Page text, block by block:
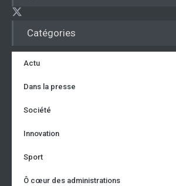
Catégories
Actu
Dans la presse
Société
Innovation
Sport
Ô cœur des administrations